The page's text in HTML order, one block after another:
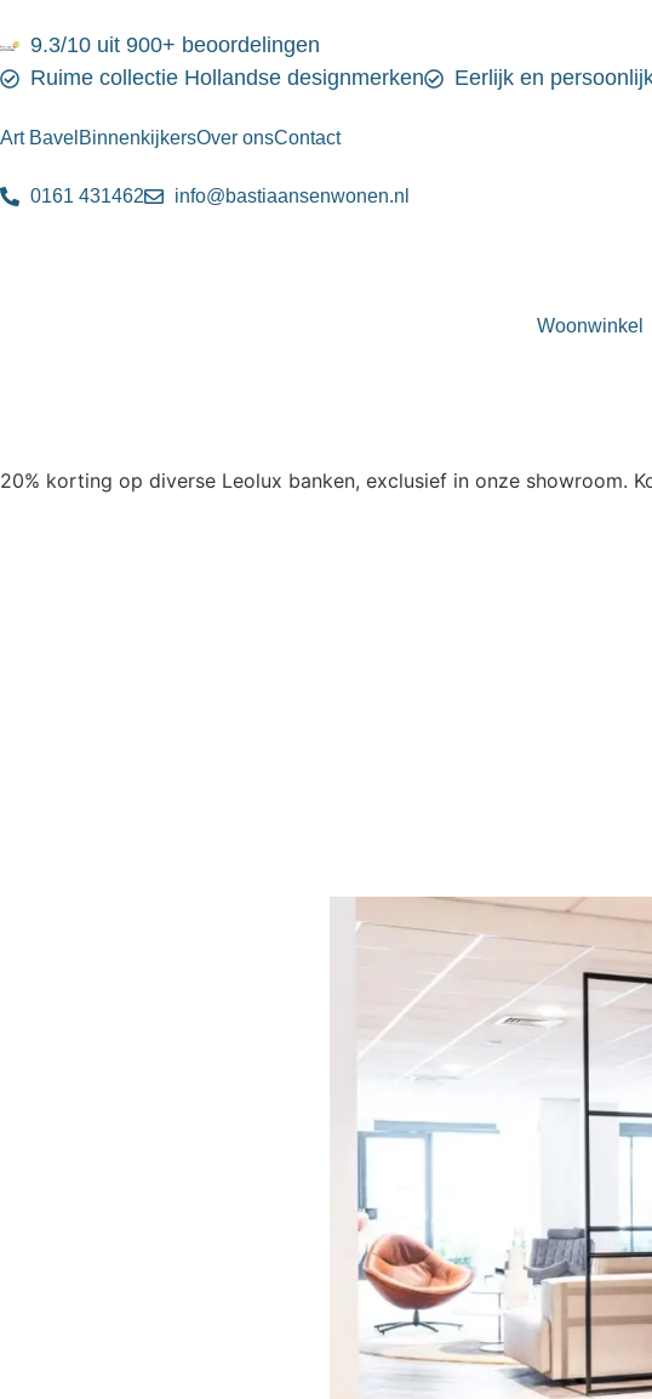
9.3/10 uit 900+ beoordelingen
Ruime collectie Hollandse designmerken
Eerlijk en
Art Bavel BinnenkijkersOver onsContact
0161 431462 info@bastiaansenwonen.nl
Woonwinkel
20% korting op diverse Leolux banken, exclusief in onze showroom.